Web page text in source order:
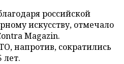
российской
искусству, отмечало
Magazin.
напротив, сократились
лет.